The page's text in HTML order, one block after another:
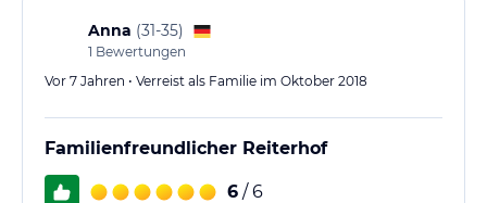
Anna (31-35)
1 Bewertungen
Vor 7 Jahren • Verreist als Familie im Oktober 2018
Familienfreundlicher Reiterhof
6 / 6